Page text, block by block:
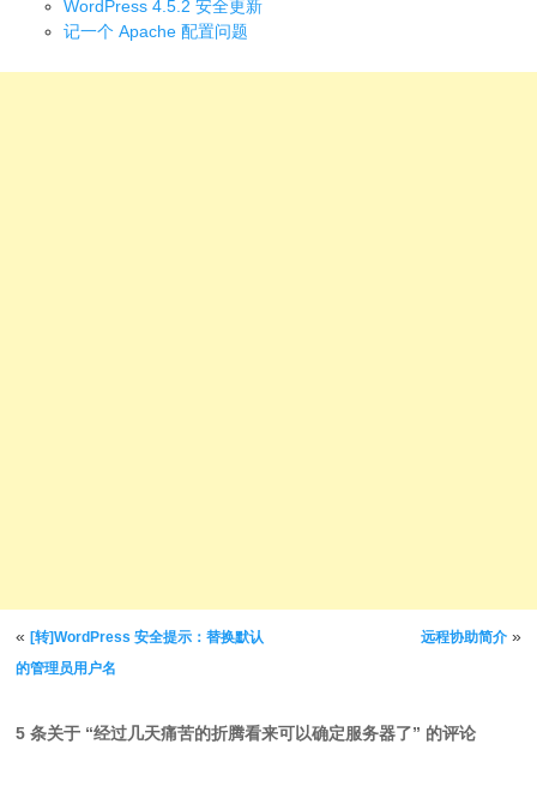
WordPress 4.5.2 安全更新
记一个 Apache 配置问题
文章导航
«[转]WordPress 安全提示：替换默认
的管理员用户名
远程协助简介»
5 条关于 “经过几天痛苦的折腾看来可以确定服务器了” 的评论